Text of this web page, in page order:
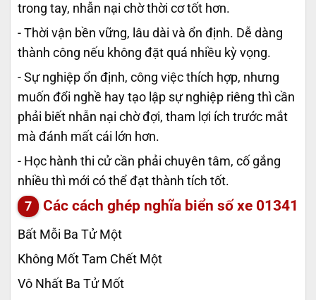
trong tay, nhẫn nại chờ thời cơ tốt hơn.
- Thời vận bền vững, lâu dài và ổn định. Dễ dàng
thành công nếu không đặt quá nhiều kỳ vọng.
- Sự nghiệp ổn định, công việc thích hợp, nhưng
muốn đổi nghề hay tạo lập sự nghiệp riêng thì cần
phải biết nhẫn nại chờ đợi, tham lợi ích trước mắt
mà đánh mất cái lớn hơn.
- Học hành thi cử cần phải chuyên tâm, cố gắng
nhiều thì mới có thể đạt thành tích tốt.
Các cách ghép nghĩa biển số xe 01341
Bất Mỗi Ba Tử Một
Không Mốt Tam Chết Một
Vô Nhất Ba Tử Mốt